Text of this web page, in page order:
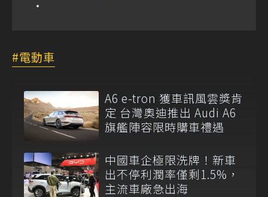
電動車
A6 e-tron 獲車訊風雲獎肯
定 台灣奧迪推出 Audi A6
旗艦陣容限時購車禮遇
中國車企極限洗牌！新車
出不停利潤率僅剩1.5%，
主流車廠急出海